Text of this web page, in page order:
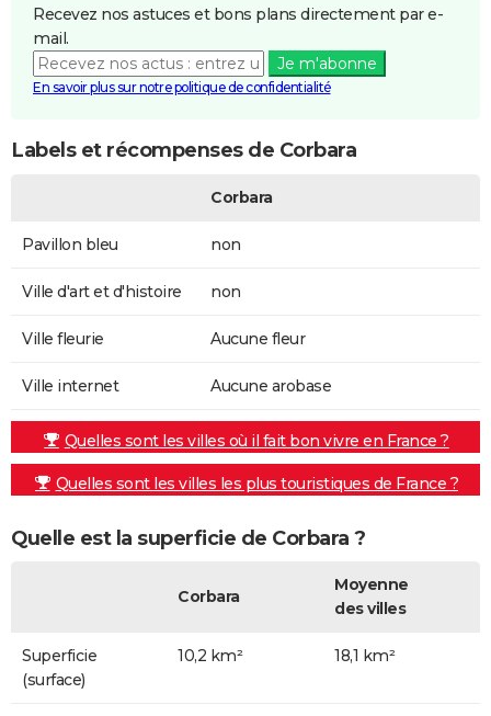
Recevez nos astuces et bons plans directement par e-
mail.
Je m'abonne
En savoir plus sur notre politique de confidentialité
Labels et récompenses de Corbara
Corbara
Pavillon bleu non
Ville d'art et d'histoire non
Ville fleurie Aucune fleur
Ville internet Aucune arobase
Quelles sont les villes où il fait bon vivre en France ?
Quelles sont les villes les plus touristiques de France ?
Quelle est la superficie de Corbara ?
Corbara
Moyenne
des villes
Superficie
(surface)
10,2 km² 18,1 km²